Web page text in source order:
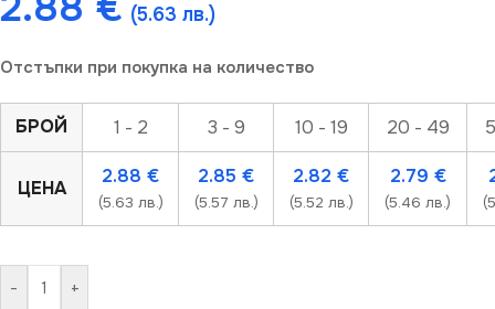
(5.63 лв.)
Отстъпки при покупка на количество
БРОЙ 1 - 2 3 - 9 10 - 19 20 - 49
ЦЕНА
2.88 €
(5.63 лв.)
2.85 €
(5.57 лв.)
2.82 €
(5.52 лв.)
2.79 €
(5.46 лв.)
- +